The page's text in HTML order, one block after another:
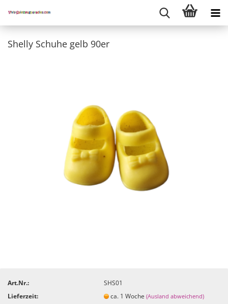
Shelly Schuhe gelb 90er
Art.Nr.:
SHS01
Lieferzeit:
ca. 1 Woche(Ausland abweichend)